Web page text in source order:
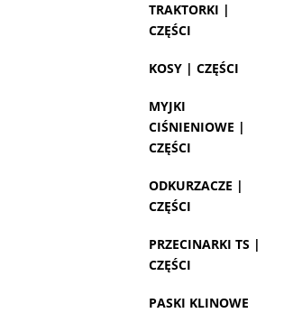
TRAKTORKI |
CZĘŚCI
KOSY | CZĘŚCI
MYJKI
CIŚNIENIOWE |
CZĘŚCI
ODKURZACZE |
CZĘŚCI
PRZECINARKI TS |
CZĘŚCI
PASKI KLINOWE